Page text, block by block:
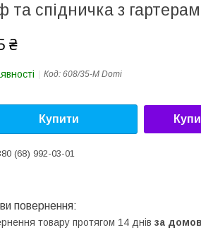
та спідничка з
₴
Код: 608/35-M Domi
Купити
(68) 992-03-01
товару протягом 14 днів за